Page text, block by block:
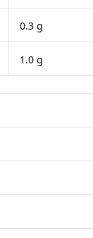
0.3 g
1.0 g